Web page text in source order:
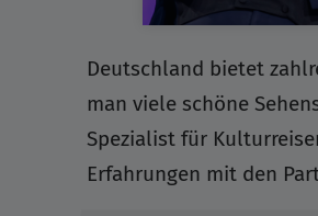
Deutschland bietet
man viele schöne
Spezialist für
Erfahrungen mit den